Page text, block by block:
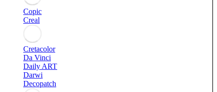
Copic
Creal
Cretacolor
Da Vinci
Daily ART
Darwi
Decopatch